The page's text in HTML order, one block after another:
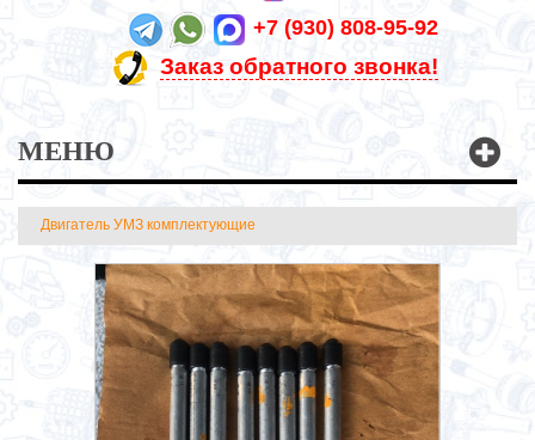
+7 (930) 808-95-92
Заказ обратного звонка!
МЕНЮ
Двигатель УМЗ комплектующие